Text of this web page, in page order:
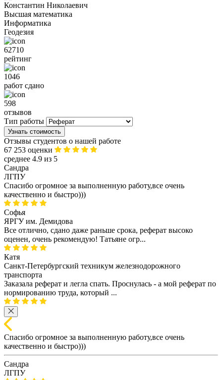
Константин Николаевич
Высшая математика
Информатика
Геодезия
62710
рейтинг
1046
работ сдано
598
отзывов
Тип работы
Узнать стоимость
Отзывы студентов о нашей работе
67 253 оценки
среднее 4.9 из 5
Сандра
ЛГПУ
Спасибо огромное за выполненную работу,все очень
качественно и быстро)))
Софья
ЯРГУ им. Демидова
Все отлично, сдано даже раньше срока, реферат высоко
оценен, очень рекомендую! Татьяне огр...
Катя
Санкт-Петербургский техникум железнодорожного
транспорта
Заказала реферат и легла спать. Проснулась - а мой реферат по
нормированию труда, который ...
Спасибо огромное за выполненную работу,все очень
качественно и быстро)))
Сандра
ЛГПУ